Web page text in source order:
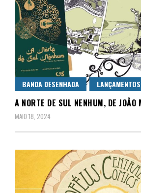
BANDA DESENHADA LANÇAMENTOS
A NORTE DE SUL NENHUM, DE JOÃO
MAIO 18, 2024